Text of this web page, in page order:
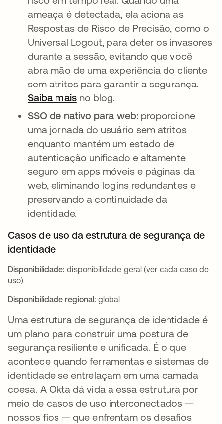
ameaça é detectada, ela aciona as
Respostas de Risco de Precisão, como o
Universal Logout, para deter os invasores
durante a sessão, evitando que você
abra mão de uma experiência do cliente
sem atritos para garantir a segurança.
Saiba maisno blog.
SSO de nativo para web: proporcione
uma jornada do usuário sem atritos
enquanto mantém um estado de
autenticação unificado e altamente
seguro em apps móveis e páginas da
web, eliminando logins redundantes e
preservando a continuidade da
identidade.
Casos de uso da estrutura de segurança de
identidade
Disponibilidade: disponibilidade geral (ver cada caso de
uso)
Disponibilidade regional:global
Uma estrutura de segurança de identidade é
um plano para construir uma postura de
segurança resiliente e unificada. É o que
acontece quando ferramentas e sistemas de
identidade se entrelaçam em uma camada
coesa. A Okta dá vida a essa estrutura por
meio de casos de uso interconectados —
nossos fios — que enfrentam os desafios